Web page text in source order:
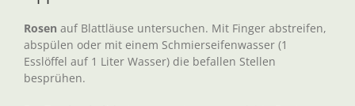
Rosen auf Blattläuse untersuchen. Mit Finger abstreifen,
abspülen oder mit einem Schmierseifenwasser (1
Esslöffel auf 1 Liter Wasser) die befallen Stellen
besprühen.